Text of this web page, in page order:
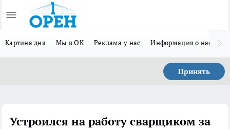
Картина дня Мы в ОК Реклама у нас Информация о нас
Принять
Устроился на работу сварщиком за